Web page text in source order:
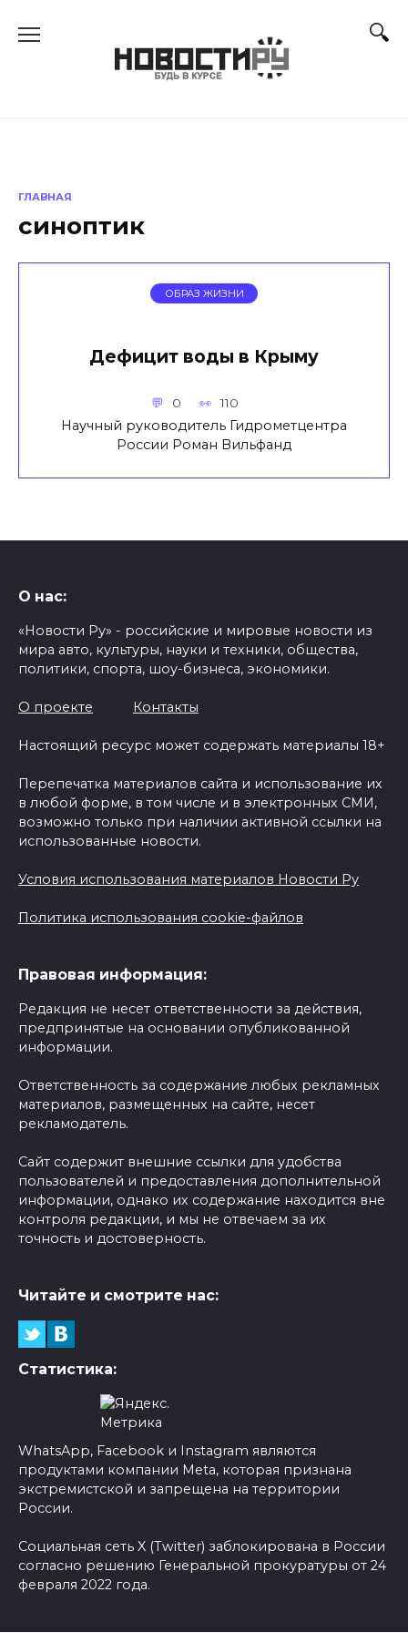
ГЛАВНАЯ
синоптик
ОБРАЗ ЖИЗНИ
Дефицит воды в Крыму
0 110
Научный руководитель Гидрометцентра
России Роман Вильфанд
О нас:
«Новости Ру» - российские и мировые новости из
мира авто, культуры, науки и техники, общества,
политики, спорта, шоу-бизнеса, экономики.
О проекте Контакты
Настоящий ресурс может содержать материалы 18+
Перепечатка материалов сайта и использование их
в любой форме, в том числе и в электронных СМИ,
возможно только при наличии активной ссылки на
использованные новости.
Условия использования материалов Новости Ру
Политика использования cookie-файлов
Правовая информация:
Редакция не несет ответственности за действия,
предпринятые на основании опубликованной
информации.
Ответственность за содержание любых рекламных
материалов, размещенных на сайте, несет
рекламодатель.
Сайт содержит внешние ссылки для удобства
пользователей и предоставления дополнительной
информации, однако их содержание находится вне
контроля редакции, и мы не отвечаем за их
точность и достоверность.
Читайте и смотрите нас:
Статистика:
WhatsApp, Facebook и Instagram являются
продуктами компании Meta, которая признана
экстремистской и запрещена на территории
России.
Социальная сеть X (Twitter) заблокирована в России
согласно решению Генеральной прокуратуры от 24
февраля 2022 года.